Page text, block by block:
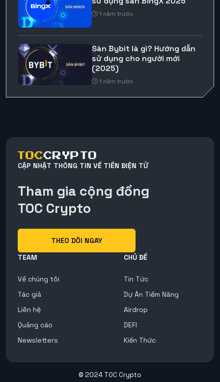
1 năm trước
Sàn Bybit là gì? Hướng dẫn
sử dụng cho người mới
(2025)
1 năm trước
CẬP NHẬT THÔNG TIN VỀ TIỀN ĐIỆN TỬ
Tham gia cộng đồng
TOC Crypto
THEO DÕI NGAY
TEAM
Về chúng tôi
Tác giả
Liên hệ
Quảng cáo
Newsletters
CHỦ ĐỀ
Tin Tức
Dự Án Tiềm Năng
Airdrop
DEFI
Kiến Thức
© 2024 TOC Crypto